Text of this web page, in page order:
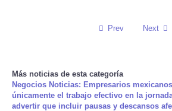
Social
Sports
Prev Next
Más noticias de esta categoría
Negocios Noticias: Empresarios
únicamente el trabajo efectivo en la
advertir que incluir pausas y descansos